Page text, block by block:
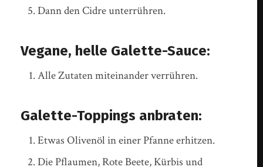
Dann den Cidre unterrühren.
Vegane, helle Galette-Sauce:
Alle Zutaten miteinander verrühren.
Galette-Toppings anbraten:
Etwas Olivenöl in einer Pfanne erhitzen.
Die Pflaumen, Rote Beete, Kürbis und